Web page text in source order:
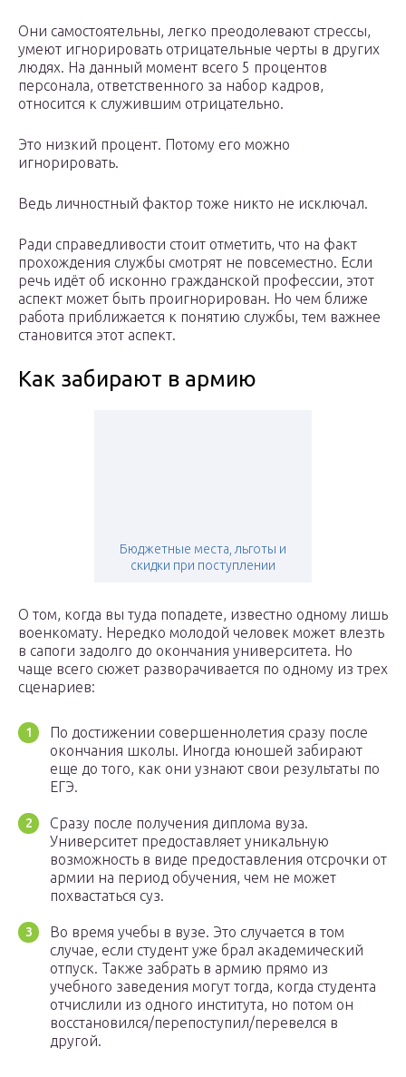
Они самостоятельны, легко преодолевают стрессы,
умеют игнорировать отрицательные черты в других
людях. На данный момент всего 5 процентов
персонала, ответственного за набор кадров,
относится к служившим отрицательно.
Это низкий процент. Потому его можно
игнорировать.
Ведь личностный фактор тоже никто не исключал.
Ради справедливости стоит отметить, что на факт
прохождения службы смотрят не повсеместно. Если
речь идёт об исконно гражданской профессии, этот
аспект может быть проигнорирован. Но чем ближе
работа приближается к понятию службы, тем важнее
становится этот аспект.
Как забирают в армию
Бюджетные места, льготы и
скидки при поступлении
О том, когда вы туда попадете, известно одному лишь
военкомату. Нередко молодой человек может влезть
в сапоги задолго до окончания университета. Но
чаще всего сюжет разворачивается по одному из трех
сценариев:
По достижении совершеннолетия сразу после
окончания школы. Иногда юношей забирают
еще до того, как они узнают свои результаты по
ЕГЭ.
Сразу после получения диплома вуза.
Университет предоставляет уникальную
возможность в виде предоставления отсрочки от
армии на период обучения, чем не может
похвастаться суз.
Во время учебы в вузе. Это случается в том
случае, если студент уже брал академический
отпуск. Также забрать в армию прямо из
учебного заведения могут тогда, когда студента
отчислили из одного института, но потом он
восстановился/перепоступил/перевелся в
другой.